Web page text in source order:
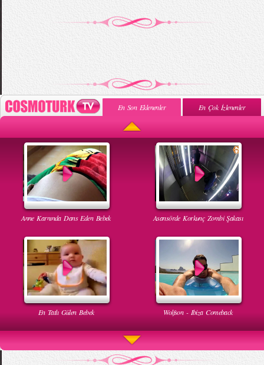
En Son Eklenenler En Çok İzlenenler
Anne Karnında Dans Eden Bebek Asansörde Korkunç Zombi Şakası
En Tatlı Gülen Bebek Wolfson - Ibiza Comeback